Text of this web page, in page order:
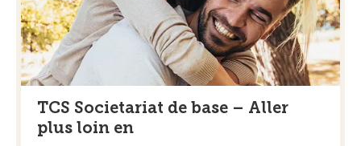
TCS Societariat de base – Aller
plus loin en